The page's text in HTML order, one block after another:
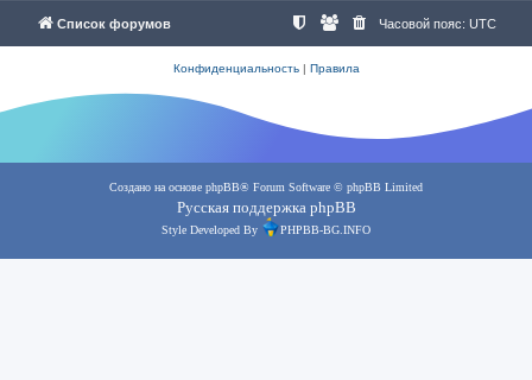
Список форумов Часовой пояс: UTC
Конфиденциальность| Правила
Создано на основе phpBB® Forum Software © phpBB Limited
Русская поддержка phpBB
Style Developed By PHPBB-BG.INFO